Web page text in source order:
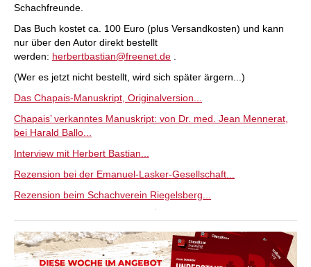
Schachfreunde.
Das Buch kostet ca. 100 Euro (plus Versandkosten) und kann
nur über den Autor direkt bestellt
werden: herbertbastian@freenet.de
(Wer es jetzt nicht bestellt, wird sich später ärgern...)
Das Chapais-Manuskript, Originalversion...
Chapais’ verkanntes Manuskript: von Dr. med. Jean Mennerat,
bei Harald Ballo...
Interview mit Herbert Bastian...
Rezension bei der Emanuel-Lasker-Gesellschaft...
Rezension beim Schachverein Riegelsberg...